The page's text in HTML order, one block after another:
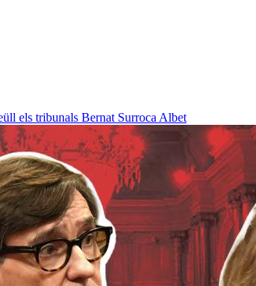
els tribunals Bernat Surroca Albet